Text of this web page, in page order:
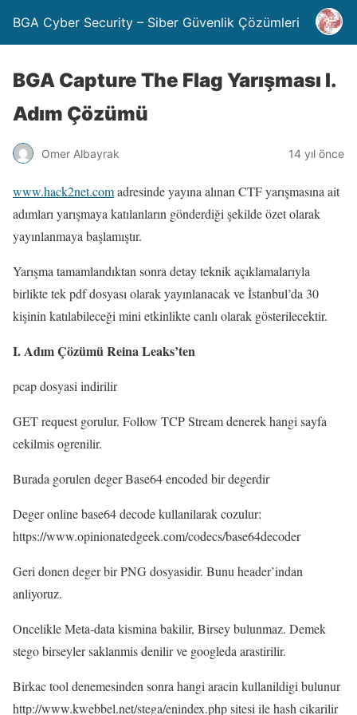
BGA Cyber Security – Siber Güvenlik Çözümleri
BGA Capture The Flag Yarışması I.
Adım Çözümü
Omer Albayrak 14 yıl önce
www.hack2net.comadresinde yayına alınan CTF yarışmasına ait
adımları yarışmaya katılanların gönderdiği şekilde özet olarak
yayınlanmaya başlamıştır.
Yarışma tamamlandıktan sonra detay teknik açıklamalarıyla
birlikte tek pdf dosyası olarak yayınlanacak ve İstanbul’da 30
kişinin katılabileceği mini etkinlikte canlı olarak gösterilecektir.
I. Adım Çözümü Reina Leaks’ten
pcap dosyasi indirilir
GET request gorulur. Follow TCP Stream denerek hangi sayfa
cekilmis ogrenilir.
Burada gorulen deger Base64 encoded bir degerdir
Deger online base64 decode kullanilarak cozulur:
https://www.opinionatedgeek.com/codecs/base64decoder
Geri donen deger bir PNG dosyasidir. Bunu header’indan
anliyoruz.
Oncelikle Meta-data kismina bakilir, Birsey bulunmaz. Demek
stego birseyler saklanmis denilir ve googleda arastirilir.
Birkac tool denemesinden sonra hangi aracin kullanildigi bulunur
http://www.kwebbel.net/stega/enindex.php sitesi ile hash cikarilir